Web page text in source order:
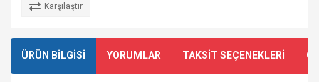
Karşılaştır
ÜRÜN BİLGİSİ YORUMLAR TAKSİT SEÇENEKLERİ